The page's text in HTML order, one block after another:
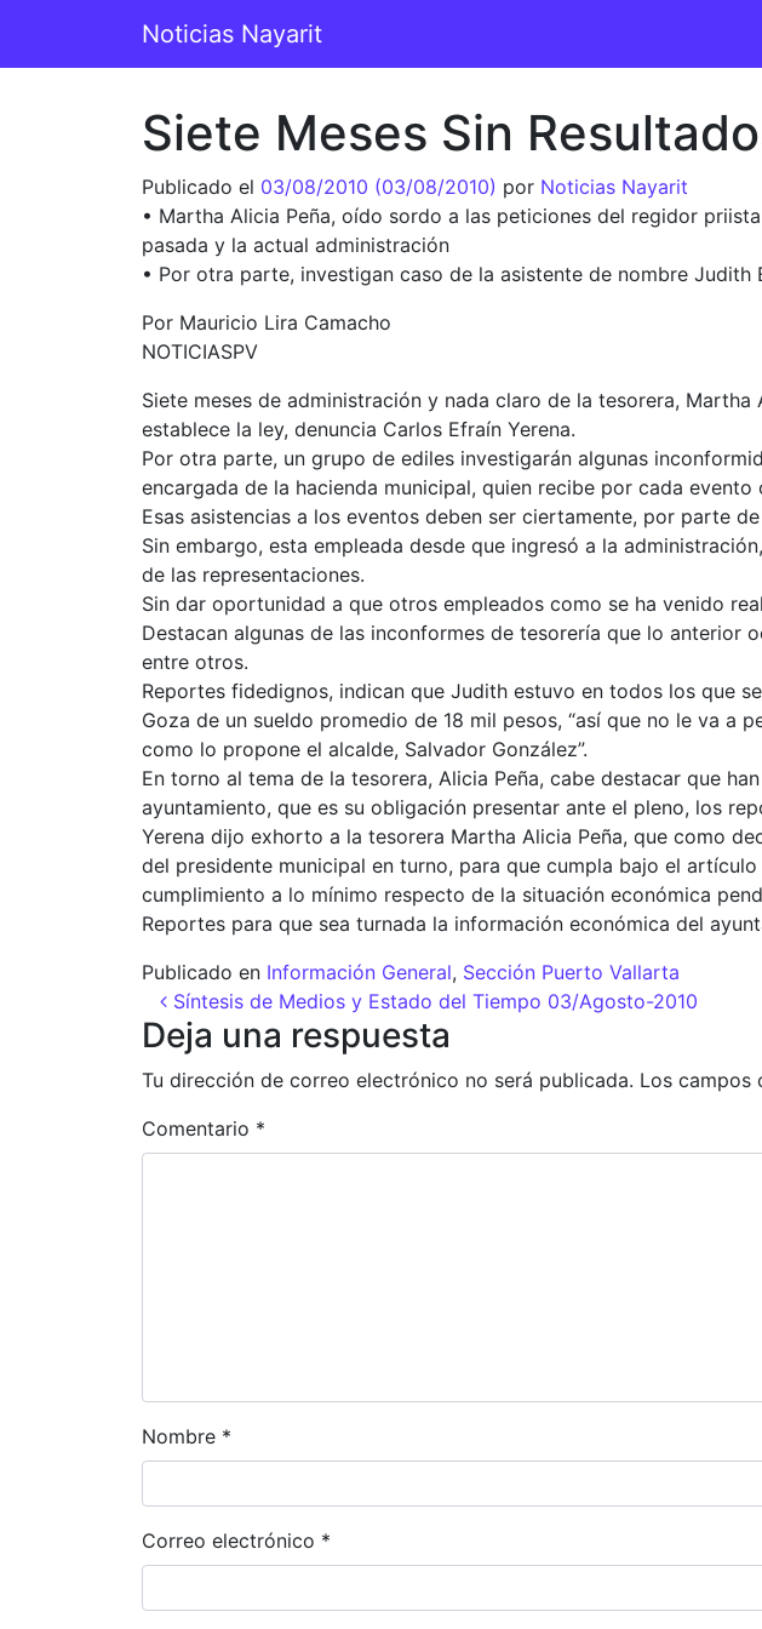
Navegación principal
Noticias Nayarit
Siete Meses Sin
Publicado el 03/08/2010 (03/08/2010) por Noticias Nayarit
• Martha Alicia Peña, oído sordo a las peticiones del regidor
pasada y la actual administración
• Por otra parte, investigan caso de la asistente de nombre
Por Mauricio Lira Camacho
NOTICIASPV
Siete meses de administración y nada claro de la tesorera,
establece la ley, denuncia Carlos Efraín Yerena.
Por otra parte, un grupo de ediles investigarán algunas
encargada de la hacienda municipal, quien recibe por cada
Esas asistencias a los eventos deben ser ciertamente, por parte
Sin embargo, esta empleada desde que ingresó a la
de las representaciones.
Sin dar oportunidad a que otros empleados como se ha venido
Destacan algunas de las inconformes de tesorería que lo anterior
entre otros.
Reportes fidedignos, indican que Judith estuvo en todos los que
Goza de un sueldo promedio de 18 mil pesos, “así que no le va a
como lo propone el alcalde, Salvador González”.
En torno al tema de la tesorera, Alicia Peña, cabe destacar que
ayuntamiento, que es su obligación presentar ante el pleno, los
Yerena dijo exhorto a la tesorera Martha Alicia Peña, que como
del presidente municipal en turno, para que cumpla bajo el
cumplimiento a lo mínimo respecto de la situación económica
Reportes para que sea turnada la información económica del
Publicado en Información General, Sección Puerto Vallarta
Navegación de entradas
Síntesis de Medios y Estado del Tiempo 03/Agosto-2010
Deja una respuesta
Tu dirección de correo electrónico no será publicada. Los campos
Comentario *
Nombre *
Correo electrónico *